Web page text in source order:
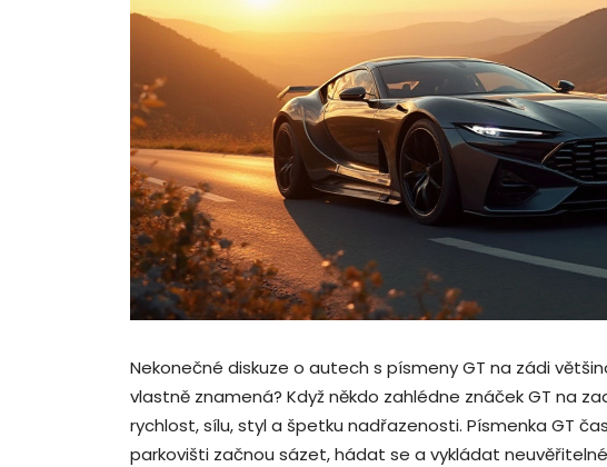
Nekonečné diskuze o autech s písmeny GT na zádi
vlastně znamená? Když někdo zahlédne znáček GT na
rychlost, sílu, styl a špetku nadřazenosti. Písmenka GT
parkovišti začnou sázet, hádat se a vykládat